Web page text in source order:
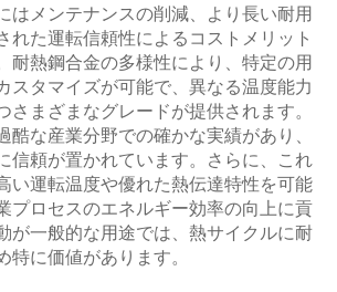
はメンテナンスの削減、より長い耐用
れた運転信頼性によるコストメリット
耐熱鋼合金の多様性により、特定の用
スタマイズが可能で、異なる温度能力
さまざまなグレードが提供されます。
酷な産業分野での確かな実績があり、
信頼が置かれています。さらに、これ
い運転温度や優れた熱伝達特性を可能
プロセスのエネルギー効率の向上に貢
が一般的な用途では、熱サイクルに耐
特に価値があります。